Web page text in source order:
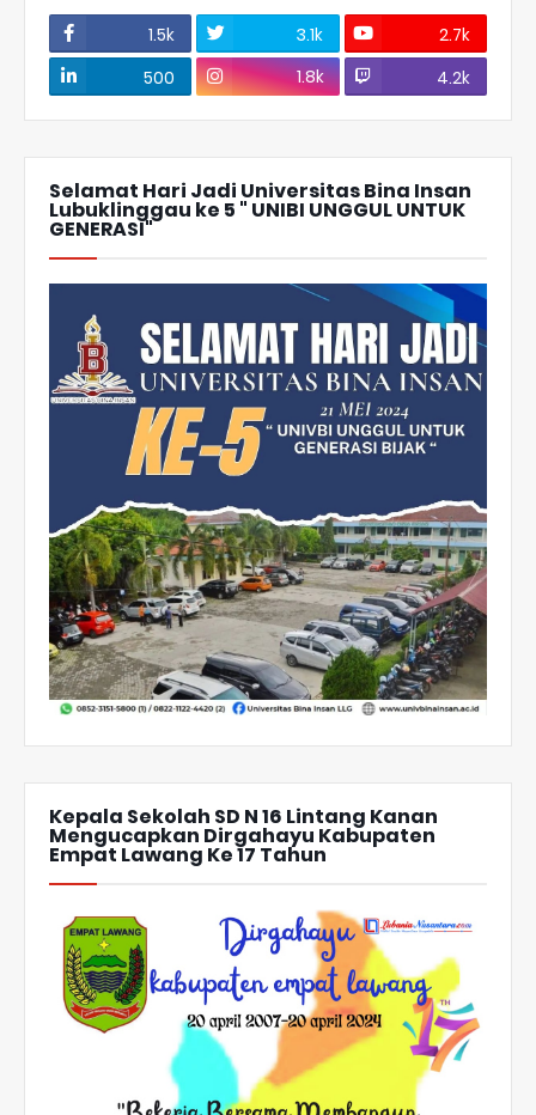
1.5k 3.1k
2.7k
500
1.8k 4.2k
Selamat Hari Jadi Universitas Bina Insan
Lubuklinggau ke 5 " UNIBI UNGGUL UNTUK
GENERASI"
Kepala Sekolah SD N 16 Lintang Kanan
Mengucapkan Dirgahayu Kabupaten
Empat Lawang Ke 17 Tahun